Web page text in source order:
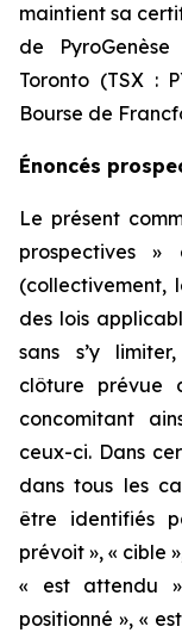
maintient sa
de
Toronto (TSX :
Bourse de
Énoncés
Le présent
prospectives
(collectivement,
des lois
sans s’y
clôture prévue
concomitant
ceux-ci. Dans
dans tous les
être identifiés
prévoit », « cible
« est attendu
positionné », «